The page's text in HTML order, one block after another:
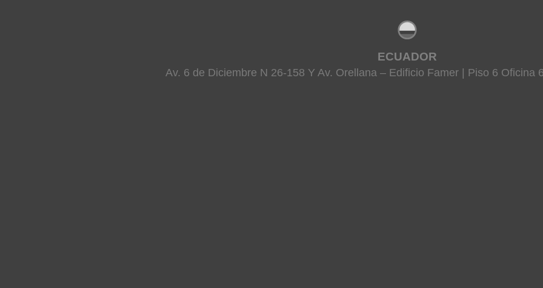
ECUADOR
Av. 6 de Diciembre N 26-158 Y Av. Orellana – Edificio Famer | Piso 6 Oficina